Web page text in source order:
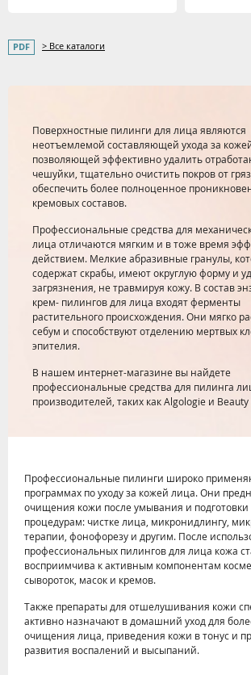
> Все каталоги
Поверхностные пилинги для лица являются
неотъемлемой составляющей ухода за
позволяющей эффективно удалить
чешуйки, тщательно очистить покров от
обеспечить более полноценное
кремовых составов.
Профессиональные средства для
лица отличаются мягким и в тоже время
действием. Мелкие абразивные гранулы,
содержат скрабы, имеют округлую форму и
загрязнения, не травмируя кожу. В состав
крем- пилингов для лица входят ферменты
растительного происхождения. Они мягко
себум и способствуют отделению мертвых
эпителия.
В нашем интернет-магазине вы найдете
профессиональные средства для пилинга
производителей, таких как Algologie и Beauty
Профессиональные пилинги широко
программах по уходу за кожей лица. Они
очищения кожи после умывания и подготовки
процедурам: чистке лица, микронидлингу,
терапии, фонофорезу и другим. После
профессиональных пилингов для лица кожа
восприимчива к активным компонентам
сывороток, масок и кремов.
Также препараты для отшелушивания кожи
активно назначают в домашний уход для
очищения лица, приведения кожи в тонус и
развития воспалений и высыпаний.